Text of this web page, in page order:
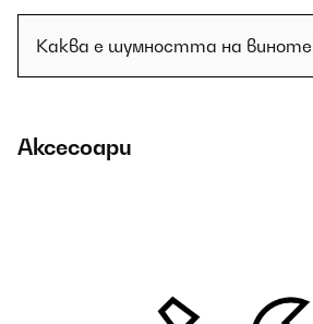
Каква е шумността на
Аксесоари